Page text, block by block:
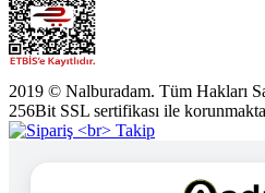
2019 © Nalburadam. Tüm Hakları
256Bit SSL sertifikası ile